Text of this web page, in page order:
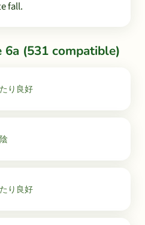
fall.
6a (531 compatible)
り良好
り良好